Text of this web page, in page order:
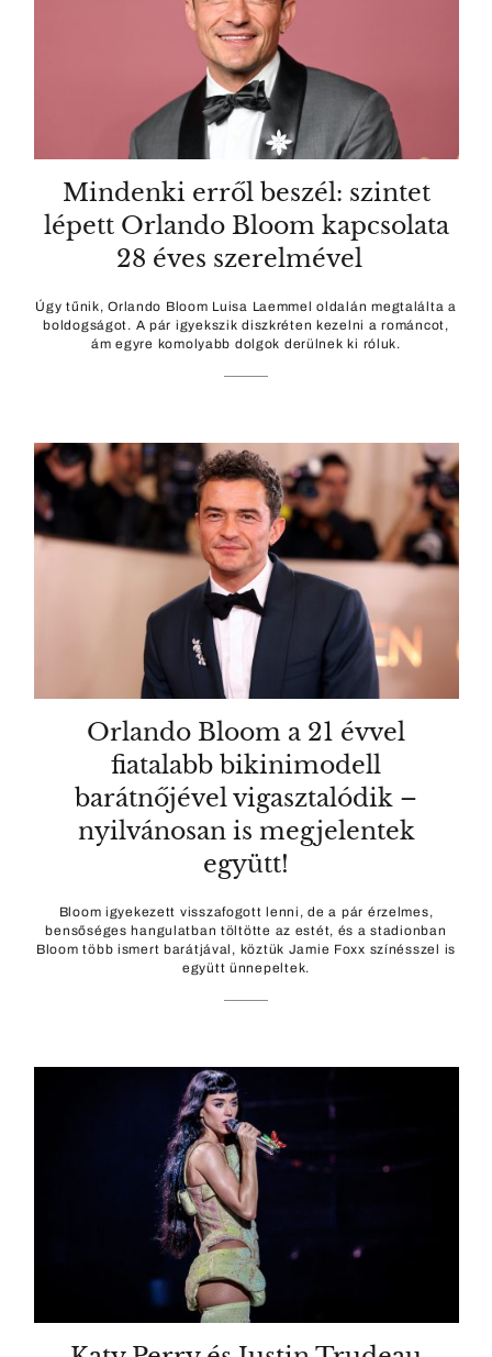
Mindenki erről beszél: szintet
lépett Orlando Bloom kapcsolata
28 éves szerelmével
Úgy tűnik, Orlando Bloom Luisa Laemmel oldalán megtalálta a
boldogságot. A pár igyekszik diszkréten kezelni a románcot,
ám egyre komolyabb dolgok derülnek ki róluk.
Orlando Bloom a 21 évvel
fiatalabb bikinimodell
barátnőjével vigasztalódik –
nyilvánosan is megjelentek
együtt!
Bloom igyekezett visszafogott lenni, de a pár érzelmes,
bensőséges hangulatban töltötte az estét, és a stadionban
Bloom több ismert barátjával, köztük Jamie Foxx színésszel is
együtt ünnepeltek.